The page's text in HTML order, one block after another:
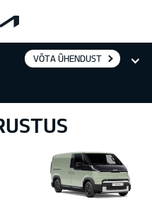
VÕTA ÜHENDUST